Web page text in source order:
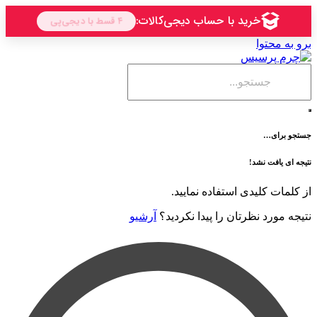
نشد!
کلیدی استفاده نمایید.
نظرتان را پیدا نکردید؟ آرشیو